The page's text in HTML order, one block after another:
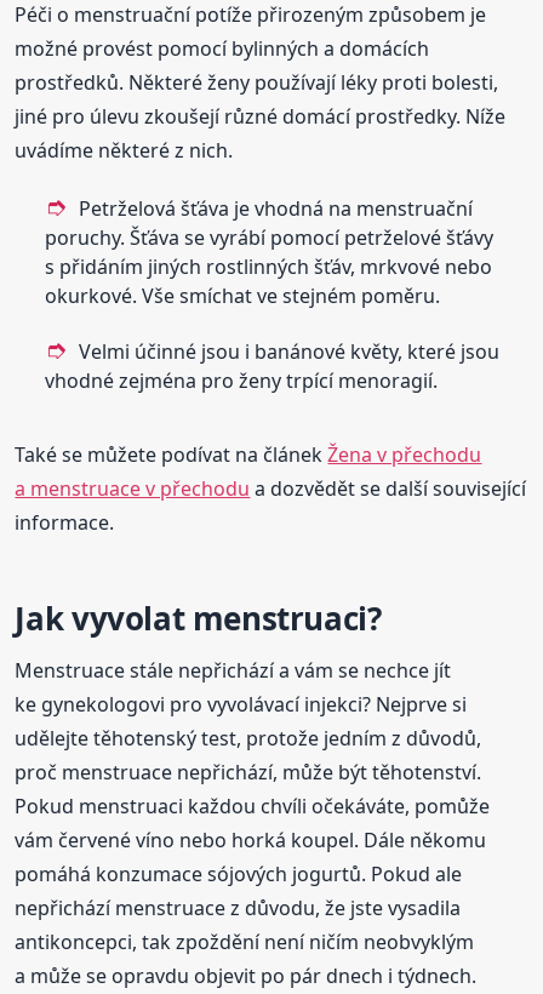
Péči o menstruační potíže přirozeným způsobem je
možné provést pomocí bylinných a domácích
prostředků. Některé ženy používají léky proti bolesti,
jiné pro úlevu zkoušejí různé domácí prostředky. Níže
uvádíme některé z nich.
Petrželová šťáva je vhodná na menstruační
poruchy. Šťáva se vyrábí pomocí petrželové šťávy
s přidáním jiných rostlinných šťáv, mrkvové nebo
okurkové. Vše smíchat ve stejném poměru.
Velmi účinné jsou i banánové květy, které jsou
vhodné zejména pro ženy trpící menoragií.
Také se můžete podívat na článekŽena v přechodu
a menstruace v přechodu a dozvědět se další související
informace.
Jak vyvolat menstruaci?
Menstruace stále nepřichází a vám se nechce jít
ke gynekologovi pro vyvolávací injekci? Nejprve si
udělejte těhotenský test, protože jedním z důvodů,
proč menstruace nepřichází, může být těhotenství.
Pokud menstruaci každou chvíli očekáváte, pomůže
vám červené víno nebo horká koupel. Dále někomu
pomáhá konzumace sójových jogurtů. Pokud ale
nepřichází menstruace z důvodu, že jste vysadila
antikoncepci, tak zpoždění není ničím neobvyklým
a může se opravdu objevit po pár dnech i týdnech.